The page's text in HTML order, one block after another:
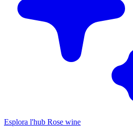
Esplora l'hub Rose wine